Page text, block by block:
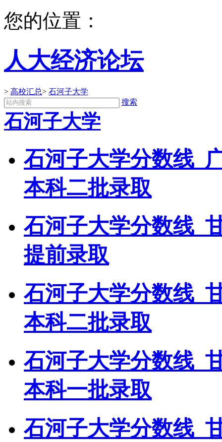
您的位置：
人大经济论坛
> 高校汇总> 石河子大学
搜索
石河子大学
石河子大学分数线_
本科二批录取
石河子大学分数线_
提前录取
石河子大学分数线_
本科二批录取
石河子大学分数线_
本科一批录取
石河子大学分数线_